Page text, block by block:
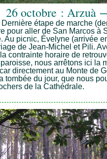
26 octobre : Arzuà
étape de marche
pour aller de San Marcos à
Au picnic, Évelyne (arrivée
de Jean-Michel et Pili.
contrainte horaire de
nous arrêtons ici la
directement au Monte de
tombée du jour, que nous
de la Cathédrale.